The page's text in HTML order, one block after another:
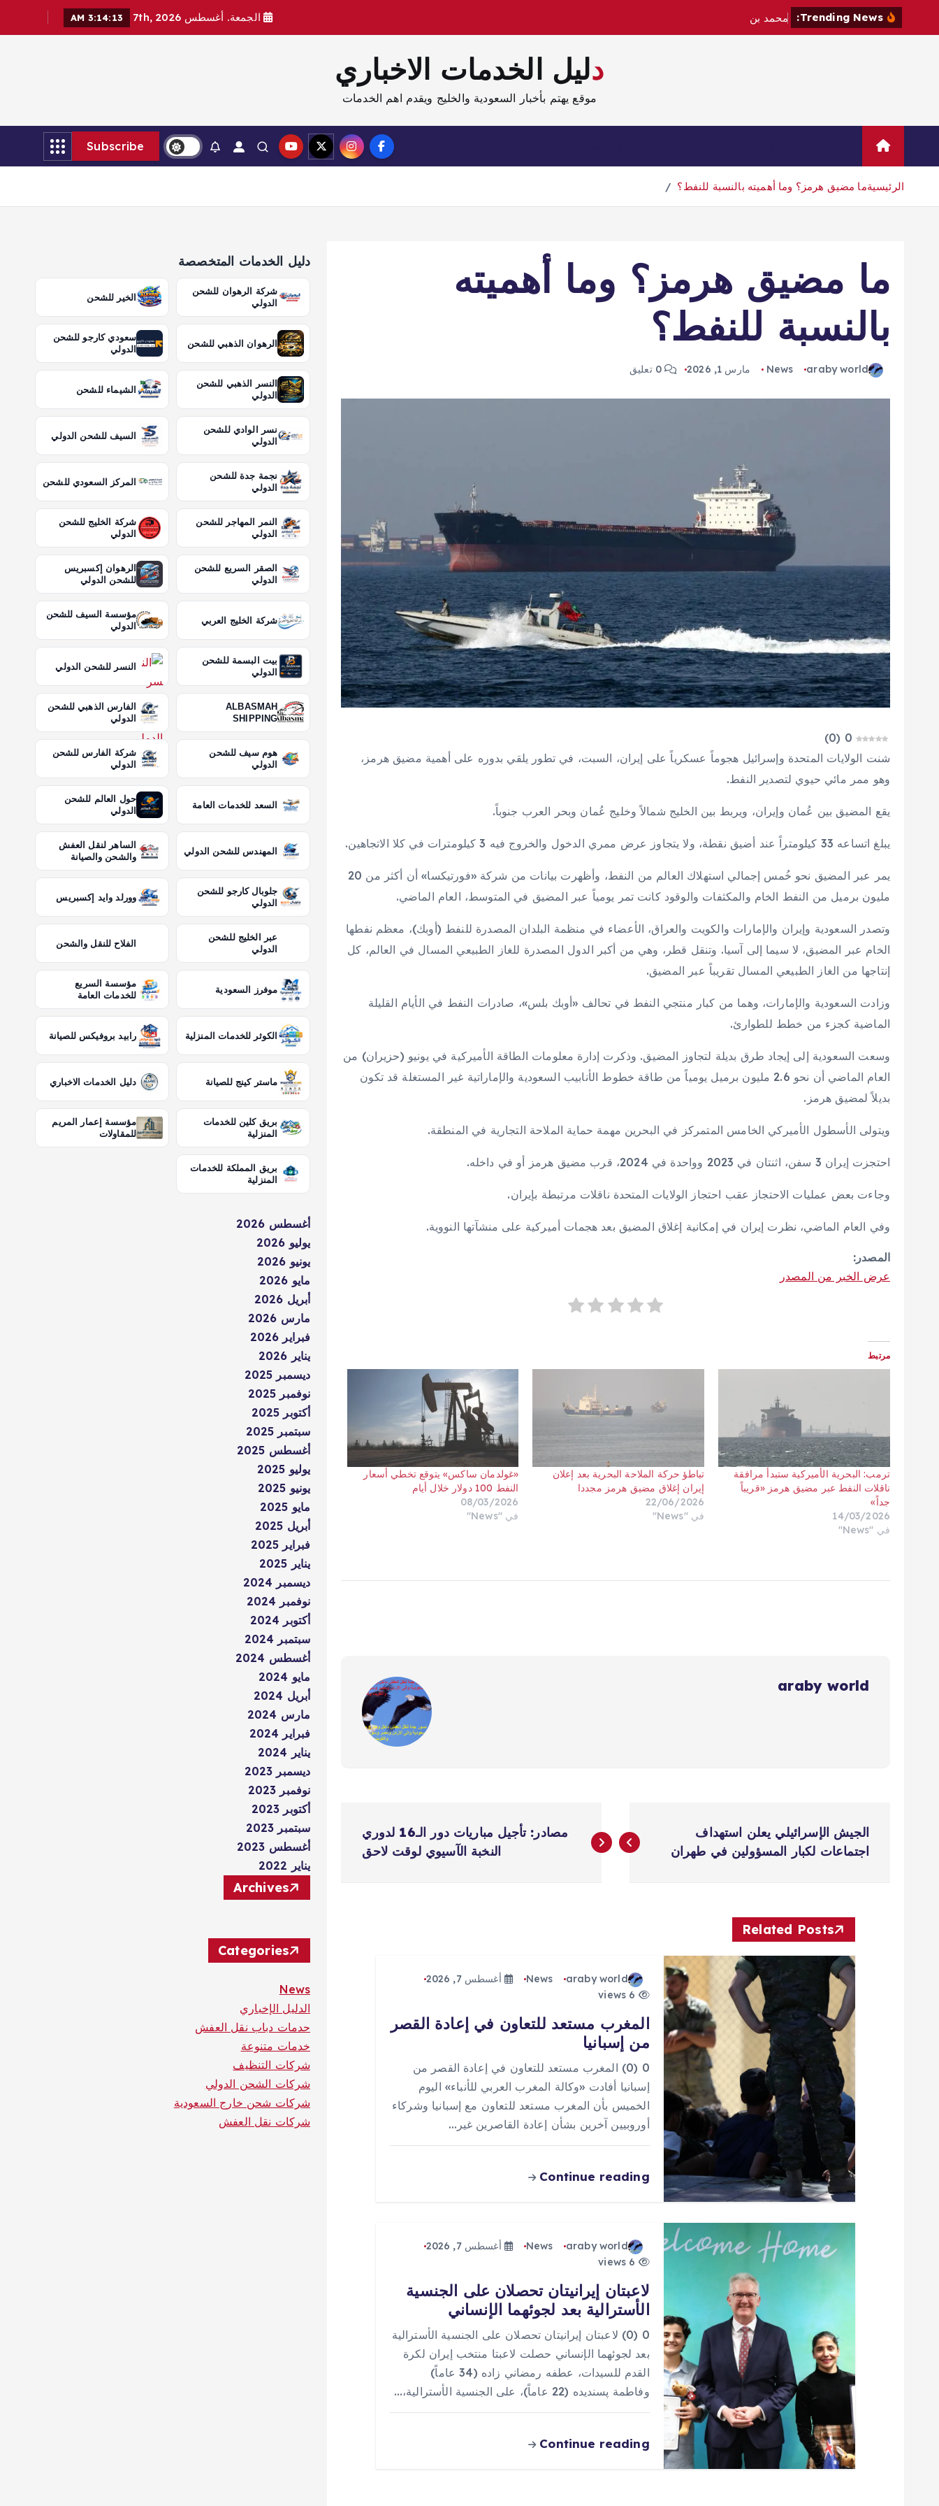
محمد بن الجمعة. أغسطس 7th, 2026 3:14:14 AM
دليل الخدمات الاخباري
موقع يهتم بأخبار السعودية والخليج ويقدم اهم الخدمات
Subscribe
الرئيسيةما مضيق هرمز؟ وما أهميته بالنسبة للنفط؟
ما مضيق هرمز؟ وما أهميته
بالنسبة للنفط؟
araby world
News مارس 1, 2026 0 تعليق
0
(
0
)
شنت الولايات المتحدة وإسرائيل هجوماً عسكرياً على إيران، السبت، في تطور يلقي بدوره على أهمية مضيق هرمز،
وهو ممر مائي حيوي لتصدير النفط.
يقع المضيق بين عُمان وإيران، ويربط بين الخليج شمالاً وخليج عُمان وبحر العرب جنوباً.
يبلغ اتساعه 33 كيلومتراً عند أضيق نقطة، ولا يتجاوز عرض ممري الدخول والخروج فيه 3 كيلومترات في كلا الاتجاهين.
يمر عبر المضيق نحو خُمس إجمالي استهلاك العالم من النفط، وأظهرت بيانات من شركة «فورتيكسا» أن أكثر من 20
مليون برميل من النفط الخام والمكثفات والوقود كانت تمر يومياً عبر المضيق في المتوسط، العام الماضي.
وتصدر السعودية وإيران والإمارات والكويت والعراق، الأعضاء في منظمة البلدان المصدرة للنفط (أوبك)، معظم نفطها
الخام عبر المضيق، لا سيما إلى آسيا. وتنقل قطر، وهي من أكبر الدول المصدرة للغاز الطبيعي المسال في العالم، كل
إنتاجها من الغاز الطبيعي المسال تقريباً عبر المضيق.
وزادت السعودية والإمارات، وهما من كبار منتجي النفط في تحالف «أوبك بلس»، صادرات النفط في الأيام القليلة
الماضية كجزء من خطط للطوارئ.
وسعت السعودية إلى إيجاد طرق بديلة لتجاوز المضيق. وذكرت إدارة معلومات الطاقة الأميركية في يونيو (حزيران) من
العام الماضي أن نحو 2.6 مليون برميل يومياً من طاقة خطوط الأنابيب السعودية والإماراتية غير المستغلة قد تكون
بديلاً لمضيق هرمز.
ويتولى الأسطول الأميركي الخامس المتمركز في البحرين مهمة حماية الملاحة التجارية في المنطقة.
احتجزت إيران 3 سفن، اثنتان في 2023 وواحدة في 2024، قرب مضيق هرمز أو في داخله.
وجاءت بعض عمليات الاحتجاز عقب احتجاز الولايات المتحدة ناقلات مرتبطة بإيران.
وفي العام الماضي، نظرت إيران في إمكانية إغلاق المضيق بعد هجمات أميركية على منشآتها النووية.
المصدر:
عرض الخبر من المصدر
مرتبط
ترمب: البحرية الأميركية ستبدأ مرافقة
ناقلات النفط عبر مضيق هرمز «قريباً
جداً»
14/03/2026
في "News"
تباطؤ حركة الملاحة البحرية بعد إعلان
إيران إغلاق مضيق هرمز مجددا
22/06/2026
في "News"
«غولدمان ساكس» يتوقع تخطي أسعار
النفط 100 دولار خلال أيام
08/03/2026
في "News"
araby world
ص
الجيش الإسرائيلي يعلن استهداف
اجتماعات لكبار المسؤولين في طهران
مصادر: تأجيل مباريات دور الـ16 لدوري
النخبة الآسيوي لوقت لاحق
Related Posts
araby world
News
أغسطس 7, 2026
المغرب مستعد للتعاون في إعادة القصر
من إسبانيا
0 (0) المغرب مستعد للتعاون في إعادة القصر من
إسبانيا أفادت «وكالة المغرب العربي للأنباء» اليوم
الخميس بأن المغرب مستعد للتعاون مع إسبانيا وشركاء
أوروبيين آخرين بشأن إعادة القاصرين غير…
Continue reading
araby world
News
أغسطس 7, 2026
لاعبتان إيرانيتان تحصلان على الجنسية
الأسترالية بعد لجوئهما الإنساني
0 (0) لاعبتان إيرانيتان تحصلان على الجنسية الأسترالية
بعد لجوئهما الإنساني حصلت لاعبتا منتخب إيران لكرة
القدم للسيدات، عطفه رمضاني زاده (34 عاماً)
وفاطمة پسنديده (22 عاماً)، على الجنسية الأسترالية،…
Continue reading
دليل الخدمات المتخصصة
شركة الرهوان للشحن
الدولي
الخير للشحن
الرهوان الذهبي للشحن
سعودي كارجو للشحن
الدولي
النسر الذهبي للشحن
الدولي
الشيماء للشحن
نسر الوادي للشحن
الدولي
السيف للشحن الدولي
نجمة جدة للشحن
الدولي
المركز السعودي للشحن
النمر المهاجر للشحن
الدولي
شركة الخليج للشحن
الدولي
الصقر السريع للشحن
الدولي
الرهوان إكسبريس
للشحن الدولي
شركة الخليج العربي
مؤسسة السيف للشحن
الدولي
بيت البسمة للشحن
الدولي
النسر للشحن الدولي
ALBASMAH
SHIPPING
الفارس الذهبي للشحن
الدولي
هوم سيف للشحن
الدولي
شركة الفارس للشحن
الدولي
السعد للخدمات العامة
حول العالم للشحن
الدولي
المهندس للشحن الدولي
الساهر لنقل العفش
والشحن والصيانة
جلوبال كارجو للشحن
الدولي
وورلد وايد إكسبريس
عبر الخليج للشحن
الدولي
الفلاح للنقل والشحن
موفرز السعودية
مؤسسة السريع
للخدمات العامة
الكوثر للخدمات المنزلية رابيد بروفيكس للصيانة
ماستر كينج للصيانة دليل الخدمات الاخباري
بريق كلين للخدمات
المنزلية
مؤسسة إعمار المريم
للمقاولات
بريق المملكة للخدمات
المنزلية
أغسطس 2026
يوليو 2026
يونيو 2026
مايو 2026
أبريل 2026
مارس 2026
فبراير 2026
يناير 2026
ديسمبر 2025
نوفمبر 2025
أكتوبر 2025
سبتمبر 2025
أغسطس 2025
يوليو 2025
يونيو 2025
مايو 2025
أبريل 2025
فبراير 2025
يناير 2025
ديسمبر 2024
نوفمبر 2024
أكتوبر 2024
سبتمبر 2024
أغسطس 2024
مايو 2024
أبريل 2024
مارس 2024
فبراير 2024
يناير 2024
ديسمبر 2023
نوفمبر 2023
أكتوبر 2023
سبتمبر 2023
أغسطس 2023
يناير 2022
Archives
Categories
News
الدليل الإخباري
حدمات دباب نقل العفش
خدمات متنوعة
شركات التنظيف
شركات الشحن الدولي
شركات شحن خارج السعودية
شركات نقل العفش